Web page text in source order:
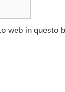
web in questo